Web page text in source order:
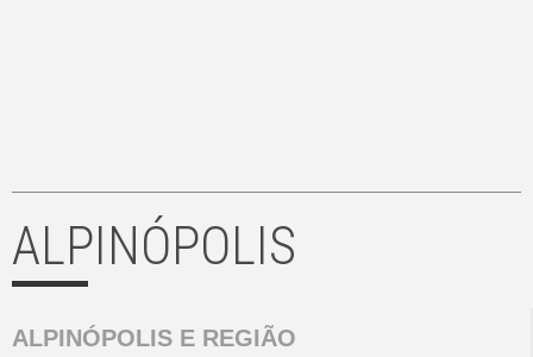
ALPINÓPOLIS
ALPINÓPOLIS E REGIÃO